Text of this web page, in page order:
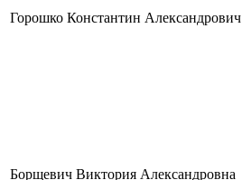
Горошко Константин Александрович
Борщевич Виктория Александровна